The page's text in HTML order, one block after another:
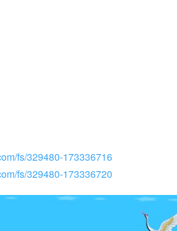
fs/329480-173336716
fs/329480-173336720